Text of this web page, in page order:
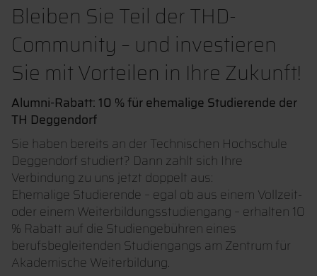
Bleiben Sie Teil der THD-
Community – und investieren
Sie mit Vorteilen in Ihre Zukunft!
Alumni-Rabatt: 10 % für ehemalige Studierende der
TH Deggendorf
Sie haben bereits an der Technischen Hochschule
Deggendorf studiert? Dann zahlt sich Ihre
Verbindung zu uns jetzt doppelt aus:
Ehemalige Studierende – egal ob aus einem Vollzeit-
oder einem Weiterbildungsstudiengang – erhalten 10
% Rabatt auf die Studiengebühren eines
berufsbegleitenden Studiengangs am Zentrum für
Akademische Weiterbildung.